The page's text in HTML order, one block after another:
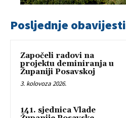
Posljednje obavijesti
Započeli radovi na
projektu deminiranja u
Županiji Posavskoj
3. kolovoza 2026.
141. sjednica Vlade